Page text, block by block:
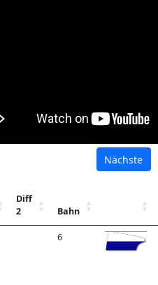
Nächste
Diff
2
Bahn
6